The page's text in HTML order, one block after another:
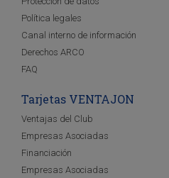
Política legales
Canal interno de información
Derechos ARCO
FAQ
Tarjetas VENTAJON
Ventajas del Club
Empresas Asociadas
Financiación
Empresas Asociadas